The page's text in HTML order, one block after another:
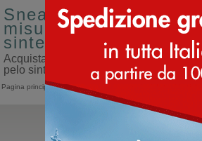
Sneakers sportive da
misura 42 fodera di
sintetico
Acquista sneakers sportive da uomo
pelo sintetico sul nostro sito dedicato ai
Pagina principale>Uomo Sneakers
Panchic